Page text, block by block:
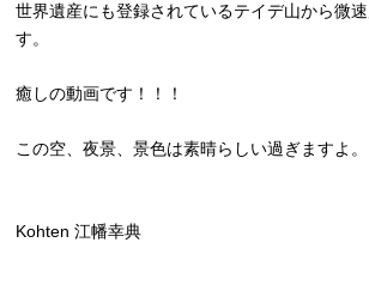
世界遺産にも登録されているテイデ山から微
す。
癒しの動画です！！！
この空、夜景、景色は素晴らしい過ぎますよ。
Kohten 江幡幸典